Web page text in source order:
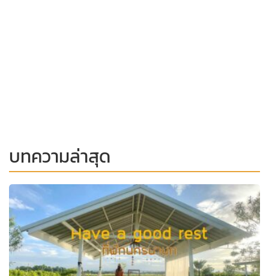
บทความล่าสุด